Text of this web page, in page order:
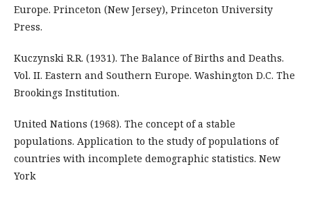
Europe. Princeton (New Jersey), Princeton University
Press.
Kuczynski R.R. (1931). The Balance of Births and Deaths.
Vol. II. Eastern and Southern Europe. Washington D.C. The
Brookings Institution.
United Nations (1968). The concept of a stable
populations. Application to the study of populations of
countries with incomplete demographic statistics. New
York